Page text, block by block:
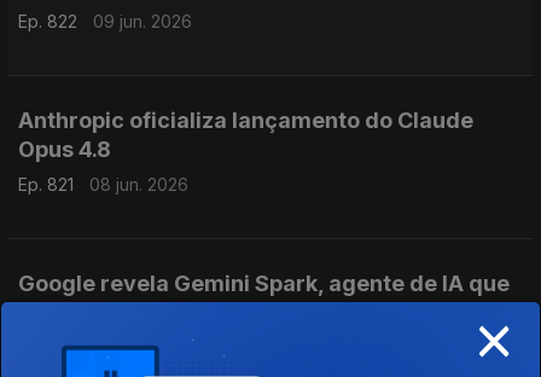
Ep. 822 09 jun. 2026
Anthropic oficializa lançamento do Claude
Opus 4.8
Ep. 821 08 jun. 2026
Google revela Gemini Spark, agente de IA que
Ep. 820 05 jun. 2026 ×